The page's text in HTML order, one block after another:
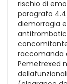
rischio di
paragrafo
diemorragia
raccomanda
Pemetrexed